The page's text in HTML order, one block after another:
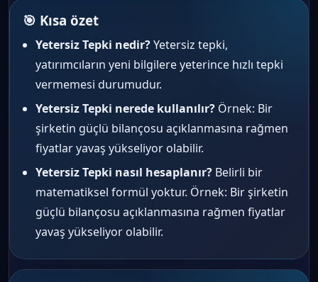
🎯 Kısa özet
Yetersiz Tepki nedir?Yetersiz tepki,
yatırımcıların yeni bilgilere yeterince hızlı tepki
vermemesi durumudur.
Yetersiz Tepki nerede kullanılır? Örnek: Bir
şirketin güçlü bilançosu açıklanmasına rağmen
fiyatlar yavaş yükseliyor olabilir.
Yetersiz Tepki nasıl hesaplanır? Belirli bir
matematiksel formül yoktur. Örnek: Bir şirketin
güçlü bilançosu açıklanmasına rağmen fiyatlar
yavaş yükseliyor olabilir.